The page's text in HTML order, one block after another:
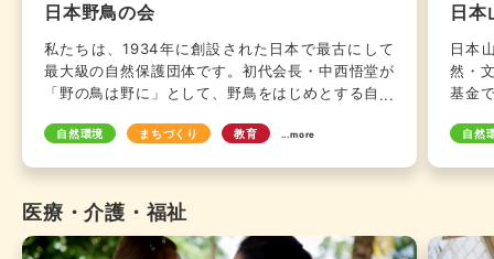
日本野鳥の会
私たちは、1934年に創設された日本で最古にして
最大級の自然保護団体です。初代会長・中西悟堂が
「野の鳥は野に」として、野鳥をはじめとする自然
透させました。絶滅のおそれがある野鳥を守るた
なる4,000ha以上の森林や湿原を恒久的に保全し
ています。野鳥をシンボルとして、日本の豊かな自
然環境と生物多様性を守るさまざまな活動に取り組
自然環境 まちづくり 教育 ...more
日本
日本
然・
基金
当基
自然
医療・介護・福祉